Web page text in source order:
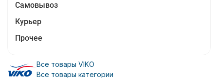
Самовывоз
Курьер
Прочее
Все товары VIKO
Все товары категории